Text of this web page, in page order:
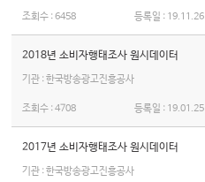
조회수 :6458 등록일 : 19.11.26
2018년 소비자행태조사 원시데이터
기관 : 한국방송광고진흥공사
조회수 :4708 등록일 : 19.01.25
2017년 소비자행태조사 원시데이터
기관 : 한국방송광고진흥공사